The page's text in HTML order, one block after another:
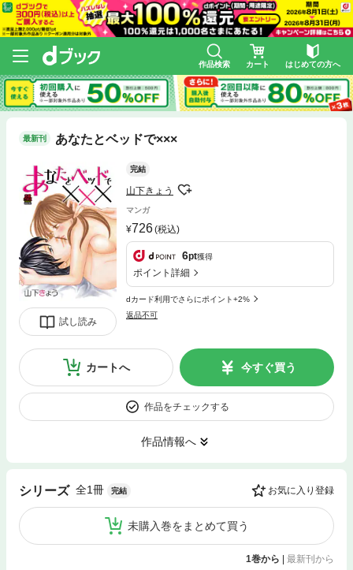
作品検索 カート はじめての方へ
最新刊 あなたとベッドで×××
試し読み
完結
山下きょう
マンガ
726(税込)
6pt獲得
ポイント詳細
dカード利用でさらにポイント+2%
返品不可
カートへ 今すぐ買う
作品をチェックする
作品情報へ
シリーズ 全1冊 完結 お気に入り登録
未購入巻をまとめて買う
1巻から | 最新刊から